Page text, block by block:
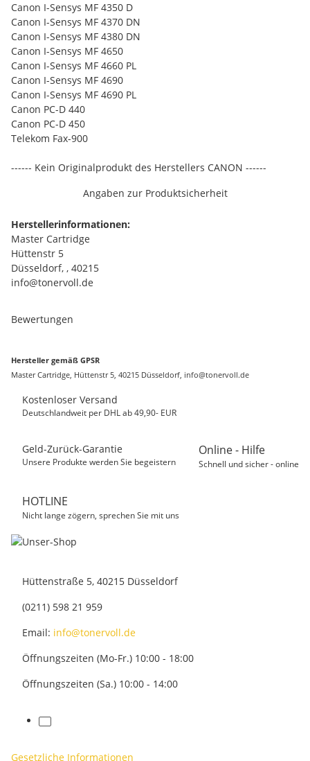
Canon I-Sensys MF 4350 D
Canon I-Sensys MF 4370 DN
Canon I-Sensys MF 4380 DN
Canon I-Sensys MF 4650
Canon I-Sensys MF 4660 PL
Canon I-Sensys MF 4690
Canon I-Sensys MF 4690 PL
Canon PC-D 440
Canon PC-D 450
Telekom Fax-900
------ Kein Originalprodukt des Herstellers CANON ------
Angaben zur Produktsicherheit
Herstellerinformationen:
Master Cartridge
Hüttenstr 5
Düsseldorf, , 40215
info@tonervoll.de
Bewertungen
Hersteller gemäß GPSR
Master Cartridge, Hüttenstr 5, 40215 Düsseldorf, info@tonervoll.de
Kostenloser Versand
Deutschlandweit per DHL ab 49,90- EUR
Geld-Zurück-Garantie
Unsere Produkte werden Sie begeistern
Online - Hilfe
Schnell und sicher - online
HOTLINE
Nicht lange zögern, sprechen Sie mit uns
Hüttenstraße 5, 40215 Düsseldorf
(0211) 598 21 959
Email: info@tonervoll.de
Öffnungszeiten (Mo-Fr.) 10:00 - 18:00
Öffnungszeiten (Sa.) 10:00 - 14:00
facebook
Gesetzliche Informationen